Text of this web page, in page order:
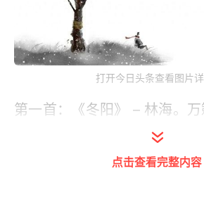
打开今日头条查看图片
第一首：《冬阳》 – 林海。
剩下了天与地的心声，秋霜带
望去，天边是凉凉的冬阳
点击查看完整内容